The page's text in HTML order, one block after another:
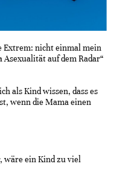
Extrem: nicht einmal mein
Asexualität auf dem Radar“
als Kind wissen, dass es
wenn die Mama einen
wäre ein Kind zu viel